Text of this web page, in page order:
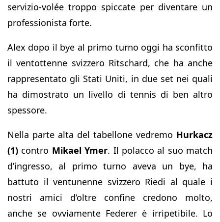
servizio-volée troppo spiccate per diventare un
professionista forte.
Alex dopo il bye al primo turno oggi ha sconfitto
il ventottenne svizzero Ritschard, che ha anche
rappresentato gli Stati Uniti, in due set nei quali
ha dimostrato un livello di tennis di ben altro
spessore.
Nella parte alta del tabellone vedremo Hurkacz
(1) contro Mikael Ymer. Il polacco al suo match
d’ingresso, al primo turno aveva un bye, ha
battuto il ventunenne svizzero Riedi al quale i
nostri amici d’oltre confine credono molto,
anche se ovviamente Federer è irripetibile. Lo